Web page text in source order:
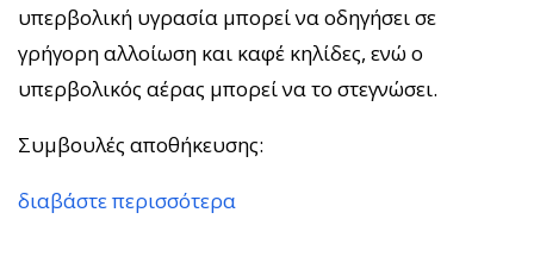
υπερβολική υγρασία μπορεί να οδηγήσει σε
γρήγορη αλλοίωση και καφέ κηλίδες, ενώ ο
υπερβολικός αέρας μπορεί να το στεγνώσει.
Συμβουλές αποθήκευσης:
διαβάστε περισσότερα